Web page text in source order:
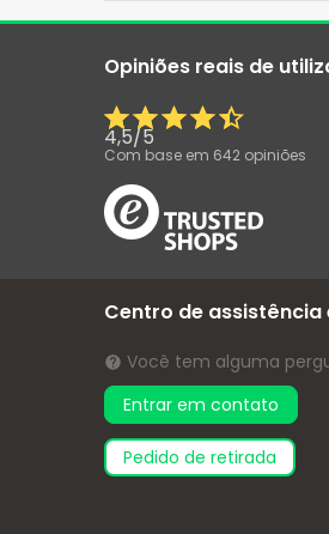
Opiniões reais de
4,5/5
Com base em 642 opiniões
Centro de
Você tem alguma
Entrar em contato
pedido de retirada